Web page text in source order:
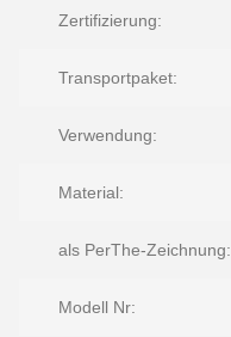
Zertifizierung:
Transportpaket:
Verwendung:
Material:
als PerThe-Zeichnung:
Modell Nr: